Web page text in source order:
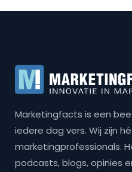
Marketingfacts is een
iedere dag vers. Wij zijn
marketingprofessionals.
podcasts, blogs, opinies